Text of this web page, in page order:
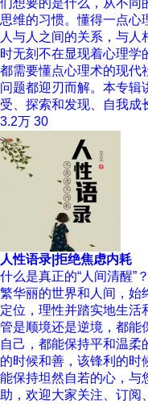
们想要的是什么，从不同
思维的习惯。懂得一点心
人与人之间的关系，与
时无刻不在显现着心理学
都需要懂点心理术的现代
问题都迎刃而解。本专辑
受、探索和发现、自我成
3.2万 30
人性语录|拒绝焦虑内耗
什么是真正的“人间清醒”
繁华丽的世界和人间，始
定位，理性并踏实地生活
管是顺境还是逆境，都能
自己，都能保持平和温柔
的时候和善，该锋利的时
能保持坦然自若的心，与
助，欢迎大家关注、订阅